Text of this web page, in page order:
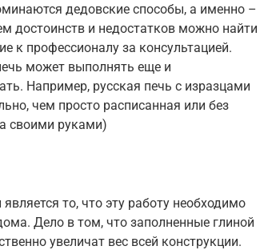
дедовские способы, а именно –
достоинств и недостатков можно найти
к профессионалу за консультацией.
может выполнять еще и
Например, русская печь с изразцами
чем просто расписанная или без
своими руками)
то, что эту работу необходимо
Дело в том, что заполненные глиной
увеличат вес всей конструкции.